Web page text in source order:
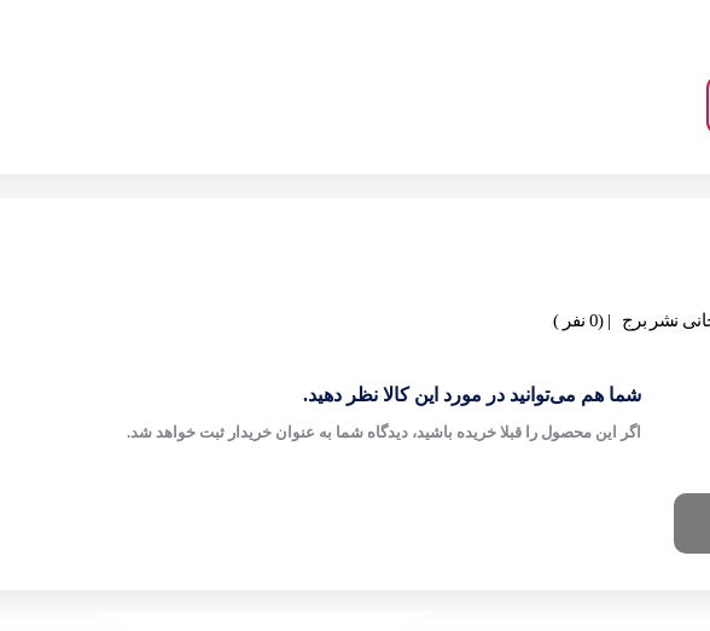
نشر برج | (0 نفر )
شما هم می‌توانید در مورد این کالا نظر دهید.
اگر این محصول را قبلا خریده باشید، دیدگاه شما به عنوان خریدار ثبت خواهد شد.